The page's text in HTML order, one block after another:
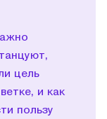
цель
и как
пользу